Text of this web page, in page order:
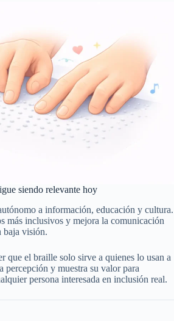
siendo relevante hoy
a información, educación y cultura.
más inclusivos y mejora la comunicación
baja visión.
que el braille solo sirve a quienes lo usan a
percepción y muestra su valor para
persona interesada en inclusión real.